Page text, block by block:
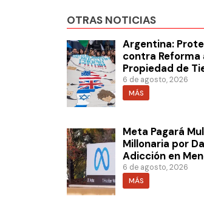
OTRAS NOTICIAS
Argentina:
contra Reforma
Propiedad de
Milei
6 de agosto, 2026
MÁS
Meta Pagará
Millonaria por
Adicción en
6 de agosto, 2026
MÁS